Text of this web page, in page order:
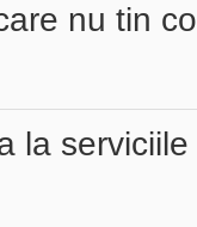
nu tin
la